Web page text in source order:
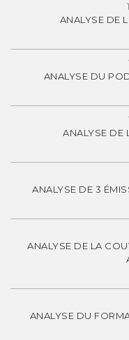
ANALYSE DE
ANALYSE DU
ANALYSE DE
ANALYSE DE 3
ANALYSE DE LA
ANALYSE DU